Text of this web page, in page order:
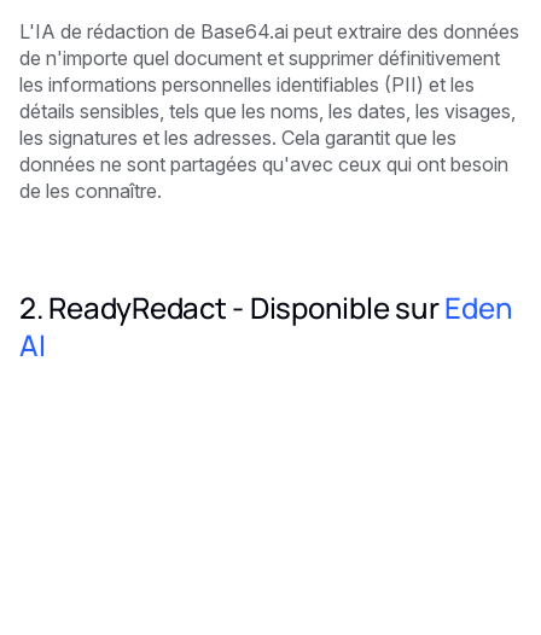
L'IA de rédaction de Base64.ai peut extraire des données
de n'importe quel document et supprimer définitivement
les informations personnelles identifiables (PII) et les
détails sensibles, tels que les noms, les dates, les visages,
les signatures et les adresses. Cela garantit que les
données ne sont partagées qu'avec ceux qui ont besoin
de les connaître.
2. ReadyRedact - Disponible surEden
AI